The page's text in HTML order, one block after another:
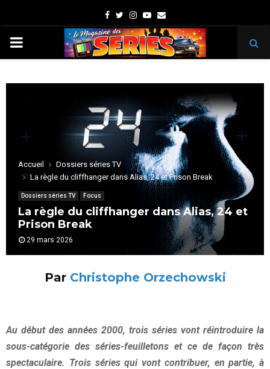
Facebook
TwitterInstagram
Youtube
Email
PRIMARY
Accueil
Dossiers séries TV
La règle du cliffhanger dans Alias, 24 et Prison Break
Dossiers séries TV Focus
La règle du cliffhanger dans Alias, 24 et
Prison Break
29 mars 2026
Par Christophe Orzechowski
Au début des années 2000, trois séries vont réintroduire la
sous-catégorie des séries-feuilletons et ce de façon très
spectaculaire. Trois séries qui vont contribuer, en partie, à